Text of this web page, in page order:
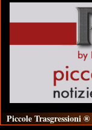
Piccole Trasgressioni ®